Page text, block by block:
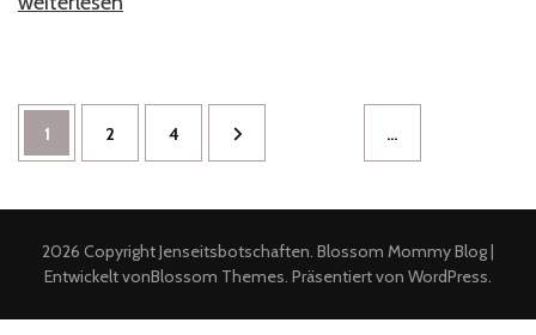
zu
unserem
Abend“
am
Januar
Seitennummerierung
der
Seite
1 Seite
2 …
Seite
4
2026 CopyrightJenseitsbotschaften. Blossom Mommy Blog |
Entwickelt vonBlossom Themes. Präsentiert von WordPress.